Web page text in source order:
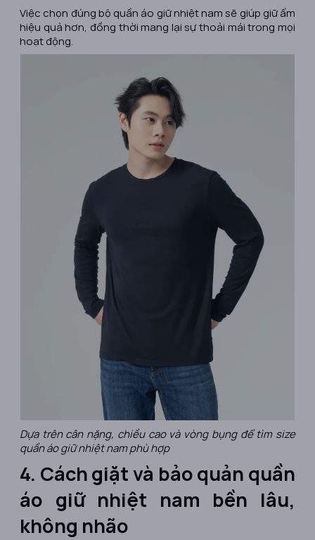
Việc chọn đúng bộ quần áo giữ nhiệt nam sẽ giúp giữ ấm
hiệu quả hơn, đồng thời mang lại sự thoải mái trong mọi
hoạt động.
Dựa trên cân nặng, chiều cao và vòng bụng để tìm size
quần áo giữ nhiệt nam phù hợp
4. Cách giặt và bảo quản quần
áo giữ nhiệt nam bền lâu,
không nhão